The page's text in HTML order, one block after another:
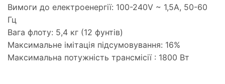
Вимоги до електроенергії: 100-240V ~ 1,5А, 50-60
Гц
Вага флоту: 5,4 кг (12 фунтів)
Максимальне імітація підсумовування: 16%
Максимальна потужність трансмісії : 1800 Вт